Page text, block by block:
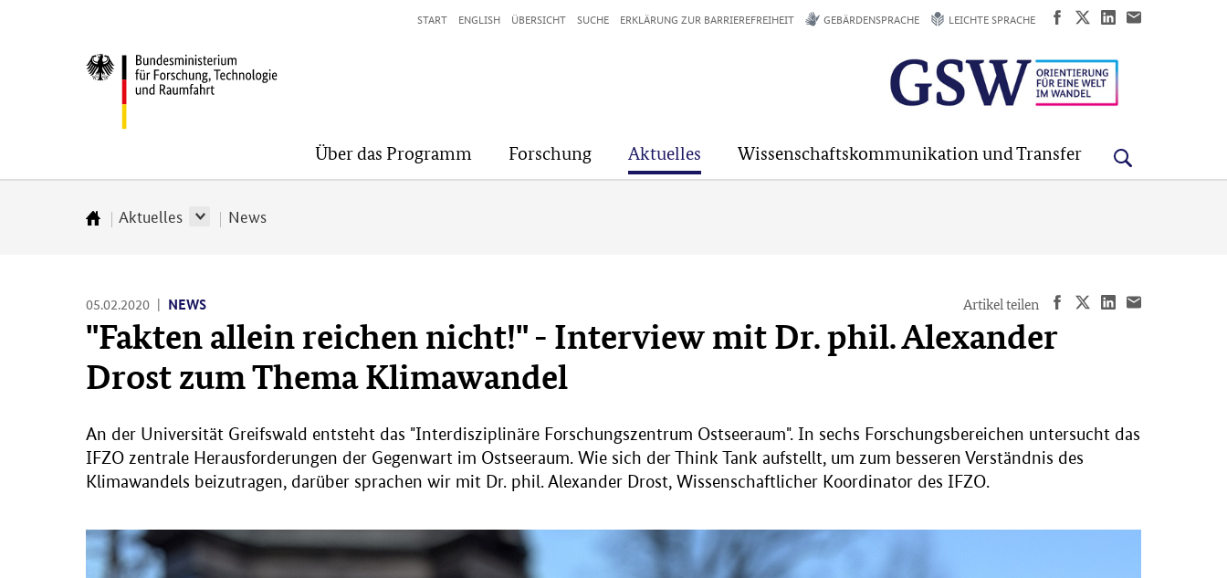
BMFTR
Über das Programm Forschung Aktuelles Wissenschaftskommunikation und Transfer
START ENGLISH ÜBERSICHT SUCHE ERKLÄRUNG ZUR BARRIEREFREIHEIT GEBÄRDENSPRACHE LEICHTE SPRACHE
Zur
Aktuelles News
05.02.2020 NEWS Artikel teilen
"Fakten allein reichen nicht!" - Interview mit Dr. phil. Alexander
Drost zum Thema Klimawandel
An der Universität Greifswald entsteht das "Interdisziplinäre Forschungszentrum Ostseeraum". In sechs Forschungsbereichen untersucht das
IFZO zentrale Herausforderungen der Gegenwart im Ostseeraum. Wie sich der Think Tank aufstellt, um zum besseren Verständnis des
Klimawandels beizutragen, darüber sprachen wir mit Dr. phil. Alexander Drost, Wissenschaftlicher Koordinator des IFZO.